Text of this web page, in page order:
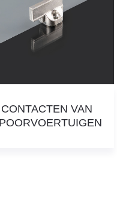
CONTACTEN VAN